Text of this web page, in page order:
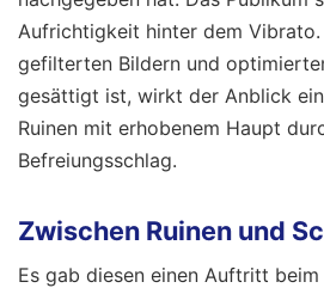
Aufrichtigkeit hinter dem
gefilterten Bildern und
gesättigt ist, wirkt der Anblick
Ruinen mit erhobenem Haupt
Befreiungsschlag.
Zwischen Ruinen und
Es gab diesen einen Auftritt